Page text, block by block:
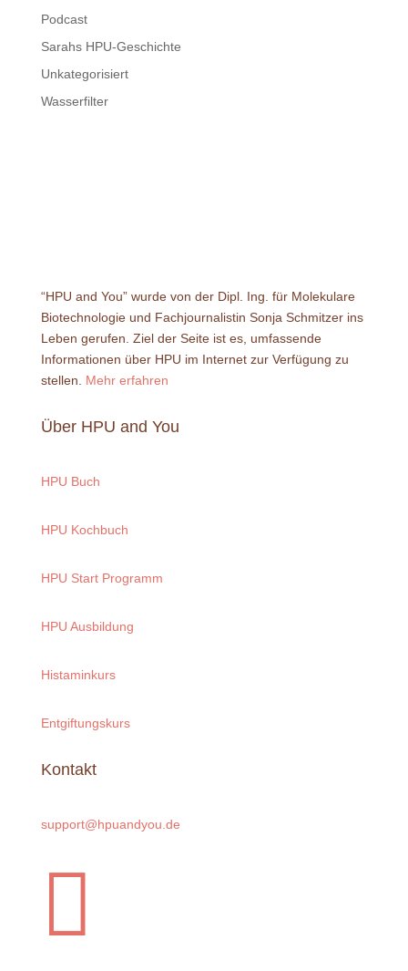
Podcast
Sarahs HPU-Geschichte
Unkategorisiert
Wasserfilter
“HPU and You” wurde von der Dipl. Ing. für Molekulare
Biotechnologie und Fachjournalistin Sonja Schmitzer ins
Leben gerufen. Ziel der Seite ist es, umfassende
Informationen über HPU im Internet zur Verfügung zu
stellen. Mehr erfahren
Über HPU and You
HPU Buch
HPU Kochbuch
HPU Start Programm
HPU Ausbildung
Histaminkurs
Entgiftungskurs
Kontakt
support@hpuandyou.de
